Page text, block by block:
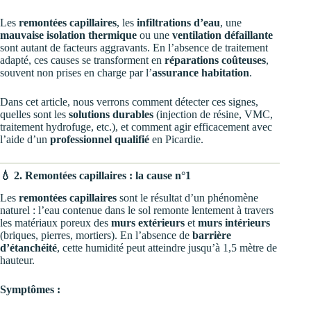
Les remontées capillaires, les infiltrations d’eau, une
mauvaise isolation thermique ou une ventilation défaillante
sont autant de facteurs aggravants. En l’absence de traitement
adapté, ces causes se transforment en réparations coûteuses,
souvent non prises en charge par l’assurance habitation.
Dans cet article, nous verrons comment détecter ces signes,
quelles sont les solutions durables (injection de résine, VMC,
traitement hydrofuge, etc.), et comment agir efficacement avec
l’aide d’un professionnel qualifié en Picardie.
💧 2. Remontées capillaires : la cause n°1
Les remontées capillaires sont le résultat d’un phénomène
naturel : l’eau contenue dans le sol remonte lentement à travers
les matériaux poreux des murs extérieurs etmurs intérieurs
(briques, pierres, mortiers). En l’absence de barrière
d’étanchéité, cette humidité peut atteindre jusqu’à 1,5 mètre de
hauteur.
Symptômes :